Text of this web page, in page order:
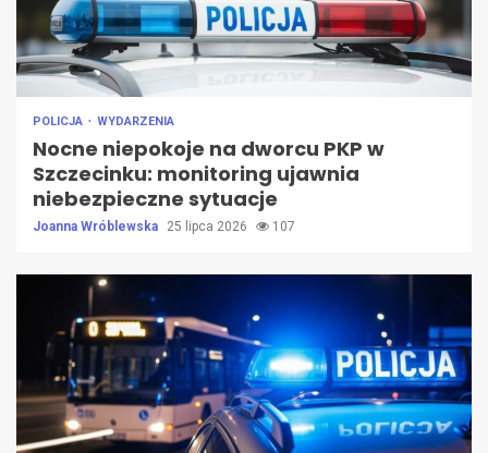
POLICJA WYDARZENIA
Nocne niepokoje na dworcu PKP w
Szczecinku: monitoring ujawnia
niebezpieczne sytuacje
Joanna Wróblewska 25 lipca 2026 107